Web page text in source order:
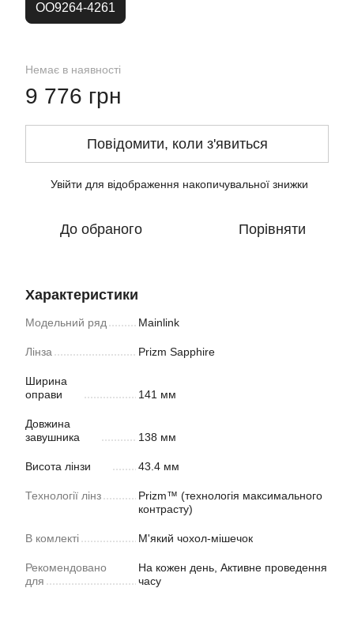
OO9264-4261
Немає в наявності
9 776 грн
Повідомити, коли з'явиться
Увійти для відображення накопичувальної знижки
До обраного Порівняти
Характеристики
Модельний ряд Mainlink
Лінза Prizm Sapphire
Ширина
оправи
141 мм
Довжина
завушника
138 мм
Висота лінзи 43.4 мм
Технології лінз
Prizm™ (технологія максимального
контрасту)
В комлекті М'який чохол-мішечок
Рекомендовано
для
На кожен день, Активне проведення
часу